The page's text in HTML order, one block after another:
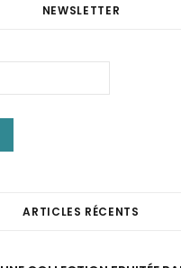
NEWSLETTER
ARTICLES RÉCENTS